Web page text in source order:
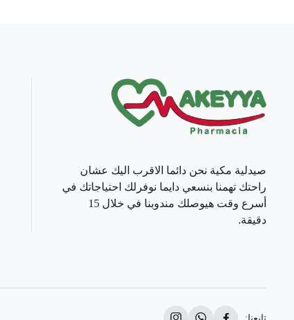
صيدلية مكية نحن دائما الاقرب اليك عشان
راحتك تهمنا بنسعي دايما نوفرلك احتياجاتك في
أسرع وقت هيوصلك مندوبنا في خلال 15
دقيقة.